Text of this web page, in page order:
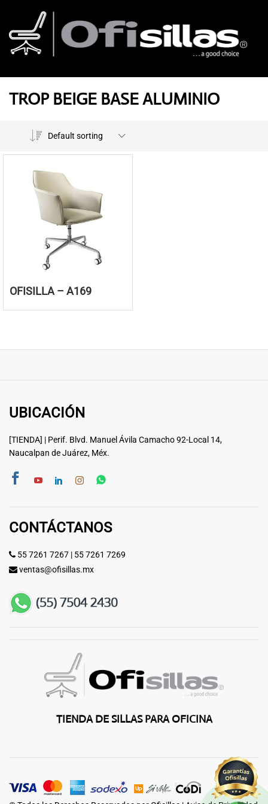
TROP BEIGE BASE ALUMINIO
Default sorting
OFISILLA – A169
UBICACIÓN
[TIENDA] | Perif. Blvd. Manuel Ávila Camacho 92-Local 14,
Naucalpan de Juárez, Méx.
CONTÁCTANOS
55 7261 7267 | 55 7261 7269
ventas@ofisillas.mx
TIENDA DE SILLAS PARA OFICINA